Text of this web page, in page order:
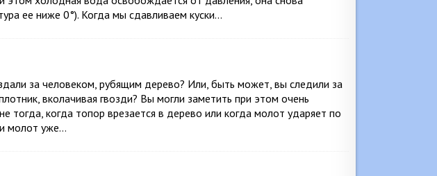
ее ниже 0°). Когда мы сдавливаем куски…
за человеком, рубящим дерево? Или, быть может, вы следили за
вколачивая гвозди? Вы могли заметить при этом очень
тогда, когда топор врезается в дерево или когда молот ударяет по
молот уже…